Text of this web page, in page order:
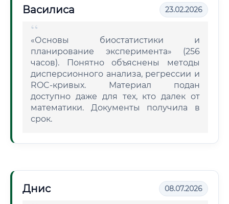
Василиса 23.02.2026
«Основы биостатистики и
планирование эксперимента» (256
часов). Понятно объяснены методы
дисперсионного анализа, регрессии и
ROC-кривых. Материал подан
доступно даже для тех, кто далек от
математики. Документы получила в
срок.
Днис 08.07.2026